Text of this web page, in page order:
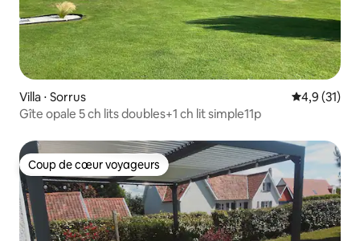
Villa ⋅ Sorrus Évaluation
4,9 (31)
Gîte opale 5 ch lits doubles+1 ch lit simple11p
Coup de cœur voyageurs
Coup de cœur voyageurs